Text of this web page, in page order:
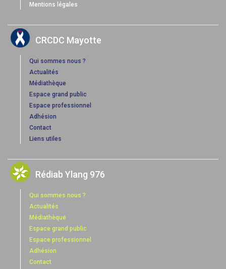
Mentions légales
CRCDC Mayotte
Qui sommes nous ?
Actualités
Médiathèque
Espace grand public
Espace professionnel
Adhésion
Contact
Liens utiles
Rédiab Ylang 976
Qui sommes nous ?
Actualités
Médiathèque
Espace grand public
Espace professionnel
Adhésion
Contact